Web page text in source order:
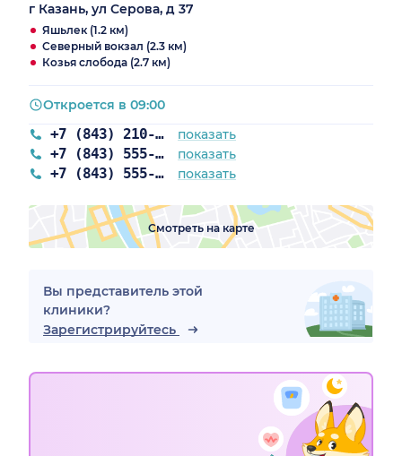
г Казань, ул Серова, д 37
Яшьлек (1.2 км)
Северный вокзал (2.3 км)
Козья слобода (2.7 км)
+7 (843) 210-14-15 показать
+7 (843) 555-42-31 показать
+7 (843) 555-23-50 показать
Откроется в 09:00
Смотреть на карте
Вы представитель этой
клиники?
Зарегистрируйтесь